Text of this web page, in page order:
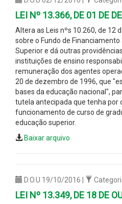
LEI Nº 13.366, DE 01 DE
Altera as Leis nºs 10.260, de 12
sobre o Fundo de
Superior e dá outras
instituições de ensino
remuneração dos agentes
20 de dezembro de 1996, que
bases da educação nacional",
tutela antecipada que tenha por
funcionamento de curso de
educação superior.
Baixar arquivo
D.O.U 19/10/2016 |
LEI Nº 13.349, DE 18 DE